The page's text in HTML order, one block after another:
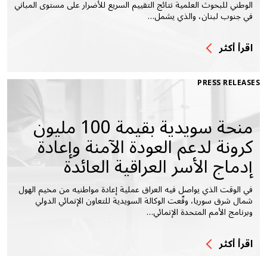
الوطني للبحوث العلمية نتائج التقييم السريع للأضرار على مستوى المباني
في جنوب لبنان، والذي يشمل…
اقرأ أكثر
PRESS RELEASES
منحة سويدية بقيمة 100 مليون
كرونة لدعم العودة الآمنة وإعادة
إدماج الأسر العراقية العائدة
في الوقت الذي يواصل فيه العراق عملية إعادة مواطنيه من مخيم الهول
شمال شرق سوريا، وقّعت الوكالة السويدية للتعاون الإنمائي الدولي
وبرنامج الأمم المتحدة الإنمائي…
اقرأ أكثر